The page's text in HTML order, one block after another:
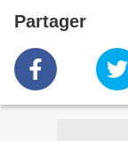
Partager